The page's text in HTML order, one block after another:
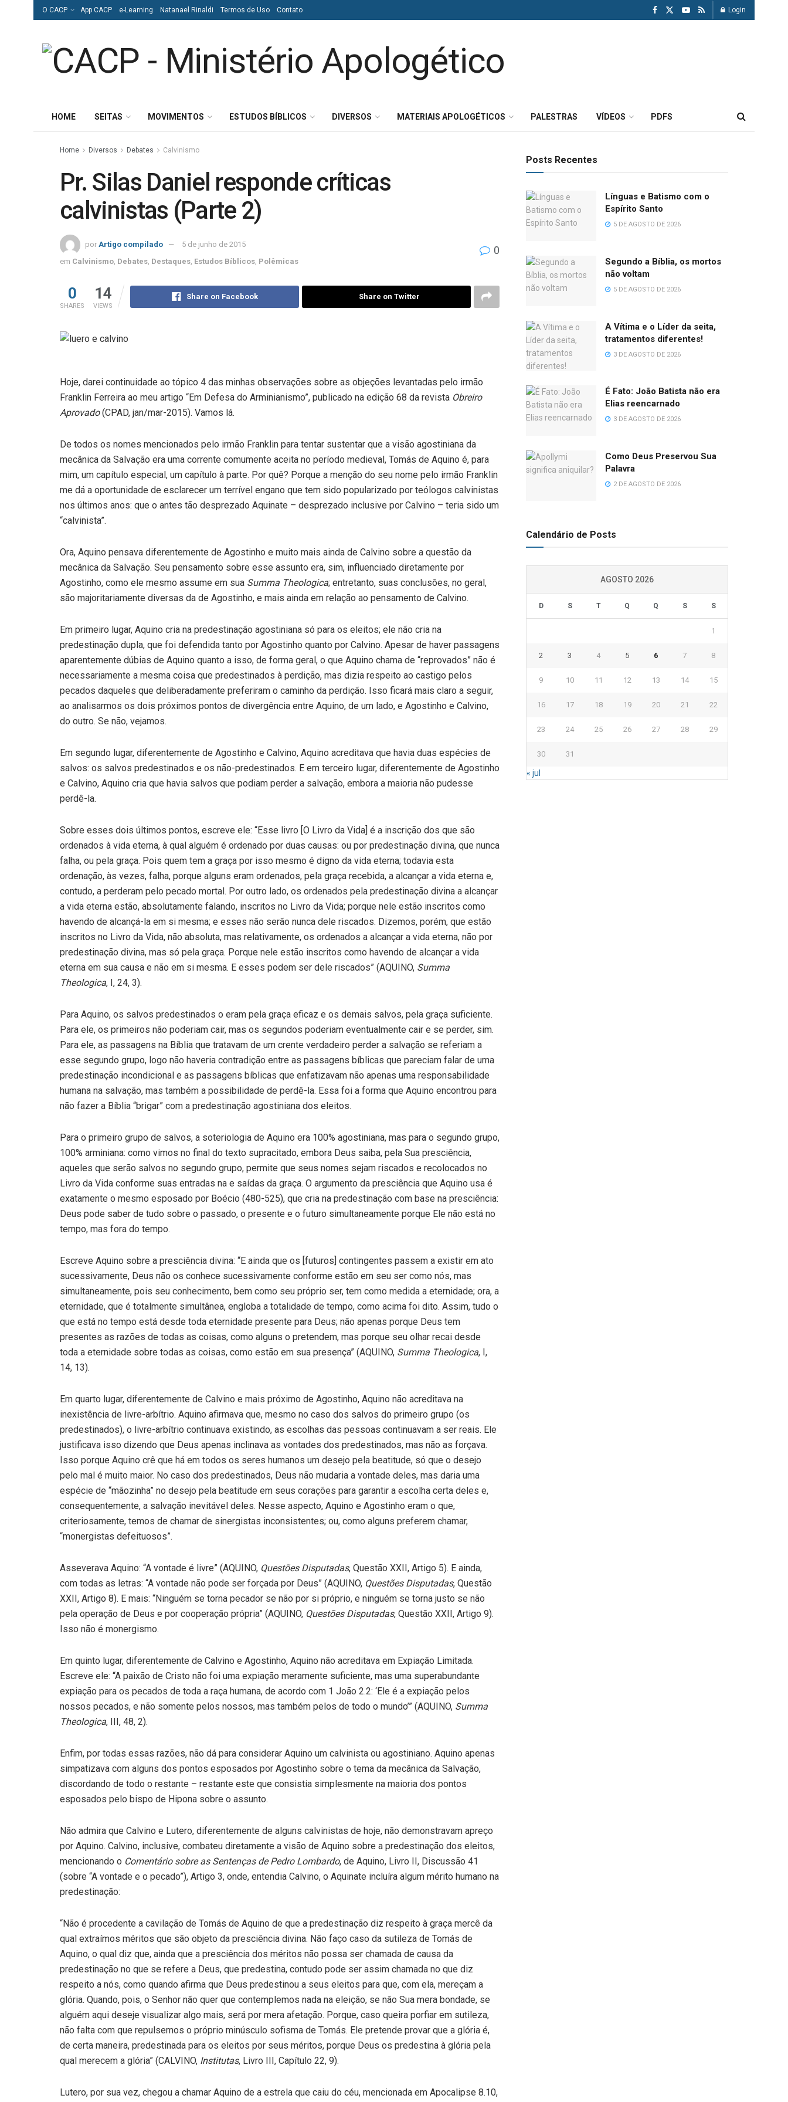
O CACP App CACP e-Learning Natanael Rinaldi Termos de Uso Contato Login
HOME SEITAS MOVIMENTOS ESTUDOS BÍBLICOS DIVERSOS MATERIAIS APOLOGÉTICOS PALESTRAS VÍDEOS PDFS
Home Diversos Debates Calvinismo
Pr. Silas Daniel responde críticas
calvinistas (Parte 2)
por Artigo compilado
5 de junho de 2015
em Calvinismo Debates Destaques Estudos Bíblicos Polêmicas
0
0
SHARES
14
VIEWS
Share on Facebook Share on Twitter
Hoje, darei continuidade ao tópico 4 das minhas observações sobre as objeções levantadas pelo irmão
Franklin Ferreira ao meu artigo “Em Defesa do Arminianismo”, publicado na edição 68 da revista Obreiro
Aprovado(CPAD, jan/mar-2015). Vamos lá.
De todos os nomes mencionados pelo irmão Franklin para tentar sustentar que a visão agostiniana da
mecânica da Salvação era uma corrente comumente aceita no período medieval, Tomás de Aquino é, para
mim, um capítulo especial, um capítulo à parte. Por quê? Porque a menção do seu nome pelo irmão Franklin
me dá a oportunidade de esclarecer um terrível engano que tem sido popularizado por teólogos calvinistas
nos últimos anos: que o antes tão desprezado Aquinate – desprezado inclusive por Calvino – teria sido um
“calvinista”.
Ora, Aquino pensava diferentemente de Agostinho e muito mais ainda de Calvino sobre a questão da
mecânica da Salvação. Seu pensamento sobre esse assunto era, sim, influenciado diretamente por
Agostinho, como ele mesmo assume em sua Summa Theologica; entretanto, suas conclusões, no geral,
são majoritariamente diversas da de Agostinho, e mais ainda em relação ao pensamento de Calvino.
Em primeiro lugar, Aquino cria na predestinação agostiniana só para os eleitos; ele não cria na
predestinação dupla, que foi defendida tanto por Agostinho quanto por Calvino. Apesar de haver passagens
aparentemente dúbias de Aquino quanto a isso, de forma geral, o que Aquino chama de “reprovados” não é
necessariamente a mesma coisa que predestinados à perdição, mas dizia respeito ao castigo pelos
pecados daqueles que deliberadamente preferiram o caminho da perdição. Isso ficará mais claro a seguir,
ao analisarmos os dois próximos pontos de divergência entre Aquino, de um lado, e Agostinho e Calvino,
do outro. Se não, vejamos.
Em segundo lugar, diferentemente de Agostinho e Calvino, Aquino acreditava que havia duas espécies de
salvos: os salvos predestinados e os não-predestinados. E em terceiro lugar, diferentemente de Agostinho
e Calvino, Aquino cria que havia salvos que podiam perder a salvação, embora a maioria não pudesse
perdê-la.
Sobre esses dois últimos pontos, escreve ele: “Esse livro [O Livro da Vida] é a inscrição dos que são
ordenados à vida eterna, à qual alguém é ordenado por duas causas: ou por predestinação divina, que nunca
falha, ou pela graça. Pois quem tem a graça por isso mesmo é digno da vida eterna; todavia esta
ordenação, às vezes, falha, porque alguns eram ordenados, pela graça recebida, a alcançar a vida eterna e,
contudo, a perderam pelo pecado mortal. Por outro lado, os ordenados pela predestinação divina a alcançar
a vida eterna estão, absolutamente falando, inscritos no Livro da Vida; porque nele estão inscritos como
havendo de alcançá-la em si mesma; e esses não serão nunca dele riscados. Dizemos, porém, que estão
inscritos no Livro da Vida, não absoluta, mas relativamente, os ordenados a alcançar a vida eterna, não por
predestinação divina, mas só pela graça. Porque nele estão inscritos como havendo de alcançar a vida
eterna em sua causa e não em si mesma. E esses podem ser dele riscados” (AQUINO, Summa
Theologica, I, 24, 3).
Para Aquino, os salvos predestinados o eram pela graça eficaz e os demais salvos, pela graça suficiente.
Para ele, os primeiros não poderiam cair, mas os segundos poderiam eventualmente cair e se perder, sim.
Para ele, as passagens na Bíblia que tratavam de um crente verdadeiro perder a salvação se referiam a
esse segundo grupo, logo não haveria contradição entre as passagens bíblicas que pareciam falar de uma
predestinação incondicional e as passagens bíblicas que enfatizavam não apenas uma responsabilidade
humana na salvação, mas também a possibilidade de perdê-la. Essa foi a forma que Aquino encontrou para
não fazer a Bíblia “brigar” com a predestinação agostiniana dos eleitos.
Para o primeiro grupo de salvos, a soteriologia de Aquino era 100% agostiniana, mas para o segundo grupo,
100% arminiana: como vimos no final do texto supracitado, embora Deus saiba, pela Sua presciência,
aqueles que serão salvos no segundo grupo, permite que seus nomes sejam riscados e recolocados no
Livro da Vida conforme suas entradas na e saídas da graça. O argumento da presciência que Aquino usa é
exatamente o mesmo esposado por Boécio (480-525), que cria na predestinação com base na presciência:
Deus pode saber de tudo sobre o passado, o presente e o futuro simultaneamente porque Ele não está no
tempo, mas fora do tempo.
Escreve Aquino sobre a presciência divina: “E ainda que os [futuros] contingentes passem a existir em ato
sucessivamente, Deus não os conhece sucessivamente conforme estão em seu ser como nós, mas
simultaneamente, pois seu conhecimento, bem como seu próprio ser, tem como medida a eternidade; ora, a
eternidade, que é totalmente simultânea, engloba a totalidade de tempo, como acima foi dito. Assim, tudo o
que está no tempo está desde toda eternidade presente para Deus; não apenas porque Deus tem
presentes as razões de todas as coisas, como alguns o pretendem, mas porque seu olhar recai desde
toda a eternidade sobre todas as coisas, como estão em sua presença” (AQUINO, Summa Theologica, I,
14, 13).
Em quarto lugar, diferentemente de Calvino e mais próximo de Agostinho, Aquino não acreditava na
inexistência de livre-arbítrio. Aquino afirmava que, mesmo no caso dos salvos do primeiro grupo (os
predestinados), o livre-arbítrio continuava existindo, as escolhas das pessoas continuavam a ser reais. Ele
justificava isso dizendo que Deus apenas inclinava as vontades dos predestinados, mas não as forçava.
Isso porque Aquino crê que há em todos os seres humanos um desejo pela beatitude, só que o desejo
pelo mal é muito maior. No caso dos predestinados, Deus não mudaria a vontade deles, mas daria uma
espécie de “mãozinha” no desejo pela beatitude em seus corações para garantir a escolha certa deles e,
consequentemente, a salvação inevitável deles. Nesse aspecto, Aquino e Agostinho eram o que,
criteriosamente, temos de chamar de sinergistas inconsistentes; ou, como alguns preferem chamar,
“monergistas defeituosos”.
Asseverava Aquino: “A vontade é livre” (AQUINO, Questões Disputadas, Questão XXII, Artigo 5). E ainda,
com todas as letras: “A vontade não pode ser forçada por Deus” (AQUINO, Questões Disputadas, Questão
XXII, Artigo 8). E mais: “Ninguém se torna pecador se não por si próprio, e ninguém se torna justo se não
pela operação de Deus e por cooperação própria” (AQUINO, Questões Disputadas, Questão XXII, Artigo 9).
Isso não é monergismo.
Em quinto lugar, diferentemente de Calvino e Agostinho, Aquino não acreditava em Expiação Limitada.
Escreve ele: “A paixão de Cristo não foi uma expiação meramente suficiente, mas uma superabundante
expiação para os pecados de toda a raça humana, de acordo com 1 João 2.2: ‘Ele é a expiação pelos
nossos pecados, e não somente pelos nossos, mas também pelos de todo o mundo’” (AQUINO, Summa
Theologica, III, 48, 2).
Enfim, por todas essas razões, não dá para considerar Aquino um calvinista ou agostiniano. Aquino apenas
simpatizava com alguns dos pontos esposados por Agostinho sobre o tema da mecânica da Salvação,
discordando de todo o restante – restante este que consistia simplesmente na maioria dos pontos
esposados pelo bispo de Hipona sobre o assunto.
Não admira que Calvino e Lutero, diferentemente de alguns calvinistas de hoje, não demonstravam apreço
por Aquino. Calvino, inclusive, combateu diretamente a visão de Aquino sobre a predestinação dos eleitos,
mencionando o Comentário sobre as Sentenças de Pedro Lombardo, de Aquino, Livro II, Discussão 41
(sobre “A vontade e o pecado”), Artigo 3, onde, entendia Calvino, o Aquinate incluíra algum mérito humano na
predestinação:
“Não é procedente a cavilação de Tomás de Aquino de que a predestinação diz respeito à graça mercê da
qual extraímos méritos que são objeto da presciência divina. Não faço caso da sutileza de Tomás de
Aquino, o qual diz que, ainda que a presciência dos méritos não possa ser chamada de causa da
predestinação no que se refere a Deus, que predestina, contudo pode ser assim chamada no que diz
respeito a nós, como quando afirma que Deus predestinou a seus eleitos para que, com ela, mereçam a
glória. Quando, pois, o Senhor não quer que contemplemos nada na eleição, se não Sua mera bondade, se
alguém aqui deseje visualizar algo mais, será por mera afetação. Porque, caso queira porfiar em sutileza,
não falta com que repulsemos o próprio minúsculo sofisma de Tomás. Ele pretende provar que a glória é,
de certa maneira, predestinada para os eleitos por seus méritos, porque Deus os predestina à glória pela
qual merecem a glória” (CALVINO, Institutas, Livro III, Capítulo 22, 9).
Lutero, por sua vez, chegou a chamar Aquino de a estrela que caiu do céu, mencionada em Apocalipse 8.10,
Posts Recentes
Línguas e Batismo com o
Espírito Santo
5 DE AGOSTO DE 2026
Segundo a Bíblia, os mortos
não voltam
5 DE AGOSTO DE 2026
A Vítima e o Líder da seita,
tratamentos diferentes!
3 DE AGOSTO DE 2026
É Fato: João Batista não era
Elias reencarnado
3 DE AGOSTO DE 2026
Como Deus Preservou Sua
Palavra
2 DE AGOSTO DE 2026
Calendário de Posts
AGOSTO 2026
D S T Q Q S S
1
2 3 4 5 6 7 8
9 10 11 12 13 14 15
16 17 18 19 20 21 22
23 24 25 26 27 28 29
30 31
« jul